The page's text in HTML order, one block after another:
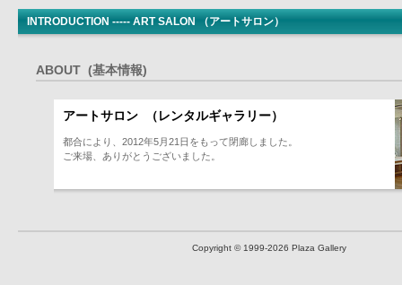
INTRODUCTION ----- ART SALON （アートサロン）
ABOUT (基本情報)
アートサロン （レンタルギャラリー）
都合により、2012年5月21日をもって閉廊しました。
ご来場、ありがとうございました。
Copyright © 1999-2026 Plaza Gallery